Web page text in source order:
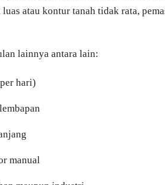
atau kontur tanah tidak rata,
lainnya antara lain:
hari)
manual